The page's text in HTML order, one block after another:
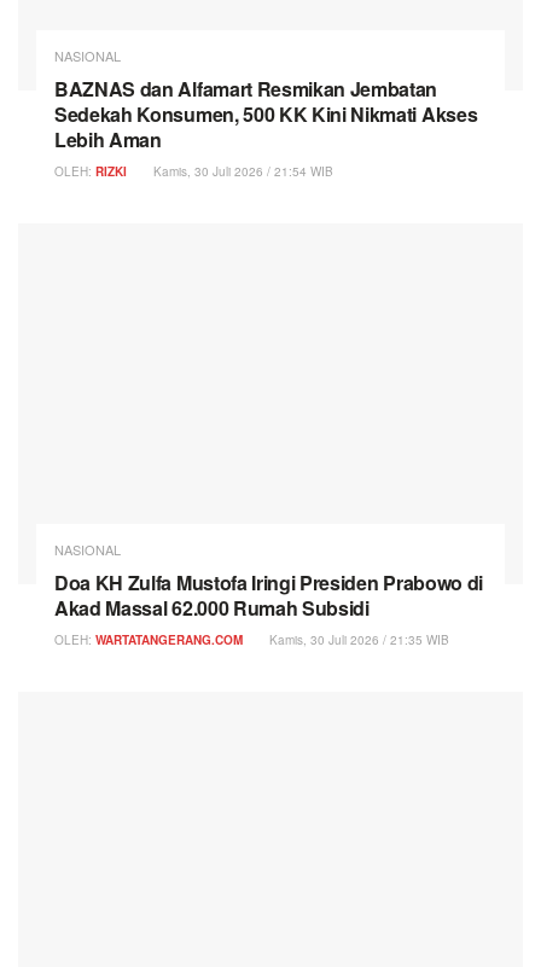
NASIONAL
BAZNAS dan Alfamart Resmikan Jembatan
Sedekah Konsumen, 500 KK Kini Nikmati Akses
Lebih Aman
OLEH: RIZKI Kamis, 30 Juli 2026 / 21:54 WIB
NASIONAL
Doa KH Zulfa Mustofa Iringi Presiden Prabowo di
Akad Massal 62.000 Rumah Subsidi
OLEH: WARTATANGERANG.COM Kamis, 30 Juli 2026 / 21:35 WIB